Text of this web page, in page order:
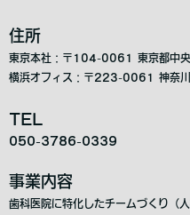
住所
東京本社：〒104-0061 東京都中
横浜オフィス：〒223-0061 神奈
TEL
050-3786-0339
事業内容
歯科医院に特化したチームづくり（